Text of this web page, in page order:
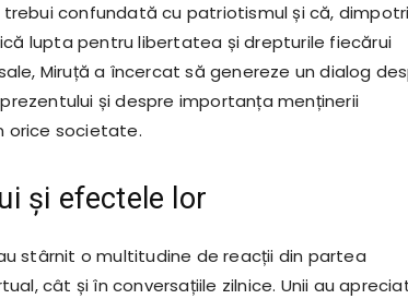
confundată cu patriotismul și că,
lupta pentru libertatea și drepturile fiecărui
Miruță a încercat să genereze un dialog
și despre importanța menținerii
orice societate.
și efectele lor
stârnit o multitudine de reacții din partea
cât și în conversațiile zilnice. Unii au